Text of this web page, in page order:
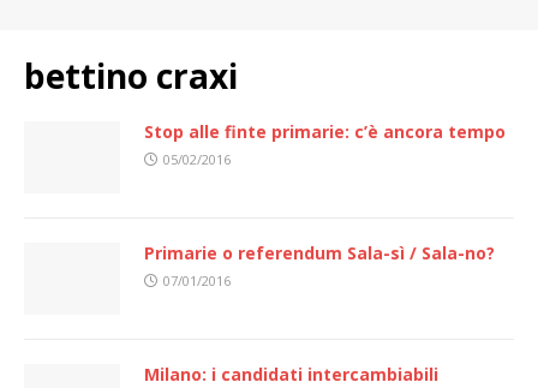
bettino craxi
Stop alle finte primarie: c’è ancora tempo
05/02/2016
Primarie o referendum Sala-sì / Sala-no?
07/01/2016
Milano: i candidati intercambiabili